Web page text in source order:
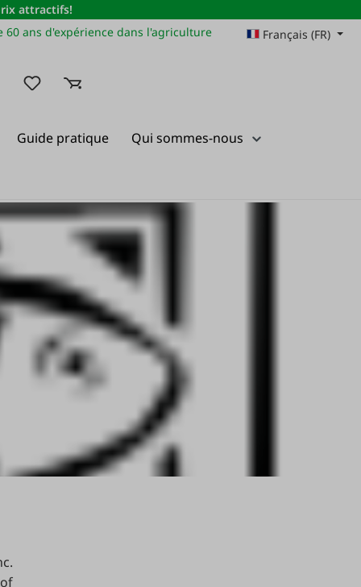
attractifs!
60 ans d'expérience dans l'agriculture
Français (FR)
Vous avez 0 articles dans votre liste de souhaits
Guide pratique Qui sommes-nous